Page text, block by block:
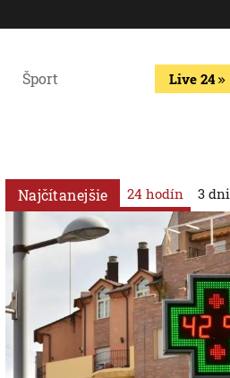
Šport Live 24
Najčítanejšie 24 hodín 3 dni